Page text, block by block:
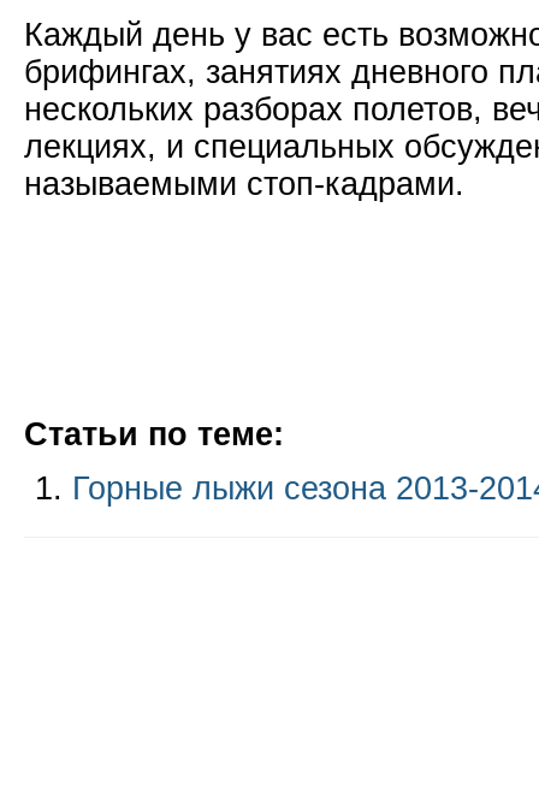
Каждый день у вас есть
брифингах, занятиях дневного
нескольких разборах полетов,
лекциях, и специальных
называемыми стоп-кадрами.
Статьи по теме:
Горные лыжи сезона 2013-